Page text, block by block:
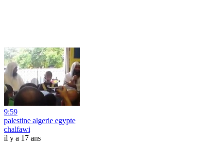
9:59
palestine algerie egypte
chalfawi
il y a 17 ans